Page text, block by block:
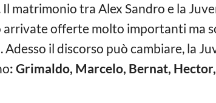
matrimonio tra Alex Sandro e la
offerte molto importanti ma
il discorso può cambiare, la
: Grimaldo, Marcelo, Bernat,